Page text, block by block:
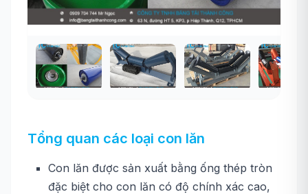
Tổng quan các loại con lăn
Con lăn được sản xuất bằng ống thép tròn
đặc biệt cho con lăn có độ chính xác cao,